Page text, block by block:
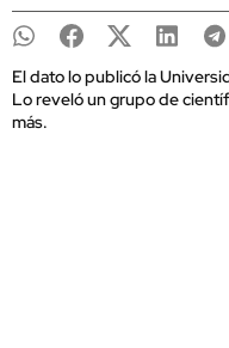
El dato lo publicó la
Lo reveló un grupo de
más.